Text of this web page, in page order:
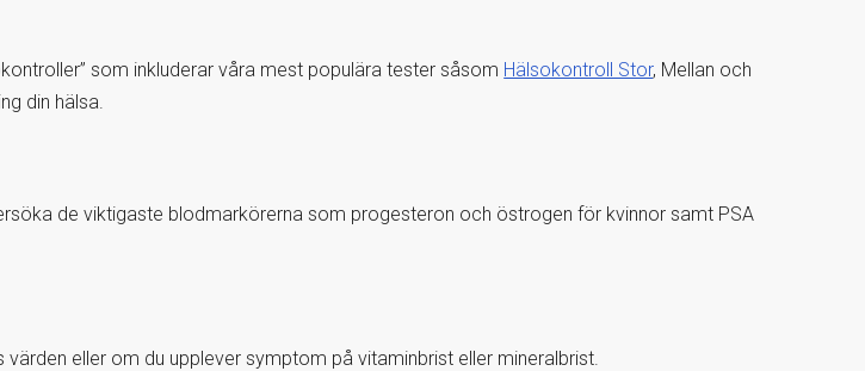
som inkluderar våra mest populära tester såsom Hälsokontroll Stor, Mellan och
din hälsa.
de viktigaste blodmarkörerna som progesteron och östrogen för kvinnor samt PSA
eller om du upplever symptom på vitaminbrist eller mineralbrist.